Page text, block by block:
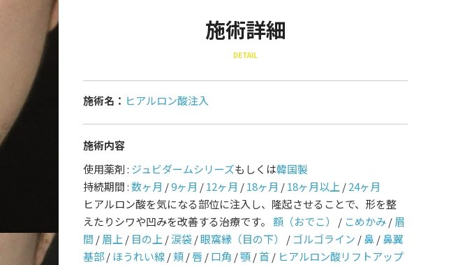
お問い合わせ
プライバシーポリシー
未成年の方へ
施術詳細
DETAIL
施術名： ヒアルロン酸注入
施術内容
使用薬剤 : ジュビダームシリーズもしくは韓国製
持続期間 :数ヶ月 /9ヶ月 /12ヶ月 /18ヶ月 /18ヶ月以上 /24ヶ月
ヒアルロン酸を気になる部位に注入し、隆起させることで、形を整
えたりシワや凹みを改善する治療です。 額（おでこ） / こめかみ/眉
間 /眉上 / 目の上 /涙袋/眼窩縁（目の下） / ゴルゴライン /鼻/鼻翼
基部/ ほうれい線/頬/唇/口角 /顎/首/ ヒアルロン酸リフトアップ